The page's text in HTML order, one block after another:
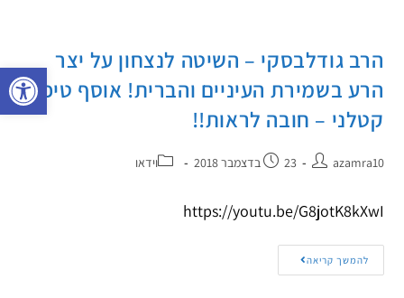
הרב גודלבסקי – השיטה לנצחון על יצר
הרע בשמירת העיניים והברית! אוסף טיפים
קטלני – חובה לראות!!
azamra10 23 בדצמבר 2018 וידאו
https://youtu.be/G8jotK8kXwI
להמשך קריאה